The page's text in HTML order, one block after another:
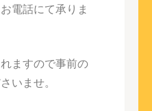
電話にて承りま
ますので事前の
いませ。